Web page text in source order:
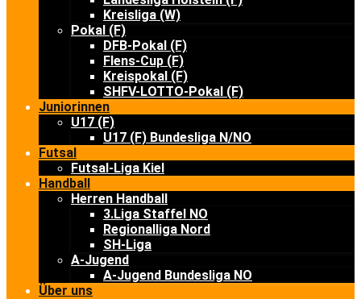
Kreisliga (W)
Pokal (F)
DFB-Pokal (F)
Flens-Cup (F)
Kreispokal (F)
SHFV-LOTTO-Pokal (F)
Juniorinnen
U17 (F)
U17 (F) Bundesliga N/NO
Futsal
Futsal-Liga Kiel
Handball
Herren Handball
3.Liga Staffel NO
Regionalliga Nord
SH-Liga
A-Jugend
A-Jugend Bundesliga NO
Über uns